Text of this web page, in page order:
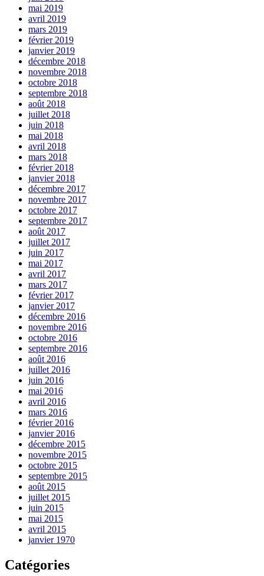
mai 2019
avril 2019
mars 2019
février 2019
janvier 2019
décembre 2018
novembre 2018
octobre 2018
septembre 2018
août 2018
juillet 2018
juin 2018
mai 2018
avril 2018
mars 2018
février 2018
janvier 2018
décembre 2017
novembre 2017
octobre 2017
septembre 2017
août 2017
juillet 2017
juin 2017
mai 2017
avril 2017
mars 2017
février 2017
janvier 2017
décembre 2016
novembre 2016
octobre 2016
septembre 2016
août 2016
juillet 2016
juin 2016
mai 2016
avril 2016
mars 2016
février 2016
janvier 2016
décembre 2015
novembre 2015
octobre 2015
septembre 2015
août 2015
juillet 2015
juin 2015
mai 2015
avril 2015
janvier 1970
Catégories